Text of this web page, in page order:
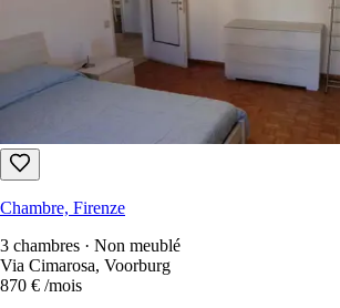
Chambre, Firenze
3 chambres · Non meublé
Via Cimarosa, Voorburg
870 € /mois